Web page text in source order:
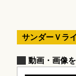
サンダーＶラ
動画・画像